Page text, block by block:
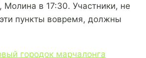
в 17:30. Участники, не
пункты вовремя, должны